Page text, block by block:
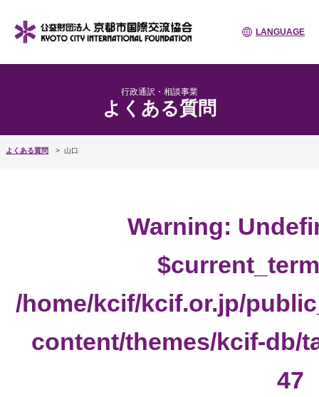
LANGUAGE
行政通訳・相談事業
よくある質問
よくある質問 山口
Warning:
/home/kcif/kcif.or.jp/
content/themes/kcif-db/
47